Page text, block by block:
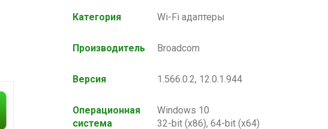
Категория Wi-Fi адаптеры
Производитель Broadcom
Версия 1.566.0.2, 12.0.1.944
Операционная
система
Windows 10
32-bit (x86), 64-bit (x64)